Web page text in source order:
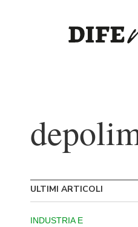
ULTIMI ARTICOLI
INDUSTRIA E